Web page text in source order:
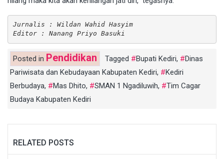
Jurnalis : Wildan Wahid Hasyim
Editor : Nanang Priyo Basuki
Posted in Pendidikan Tagged Bupati Kediri,
Dinas
Pariwisata dan Kebudayaan Kabupaten Kediri,
Kediri
Berbudaya, Mas Dhito, SMAN 1 Ngadiluwih,
Tim Cagar
Budaya Kabupaten Kediri
RELATED POSTS